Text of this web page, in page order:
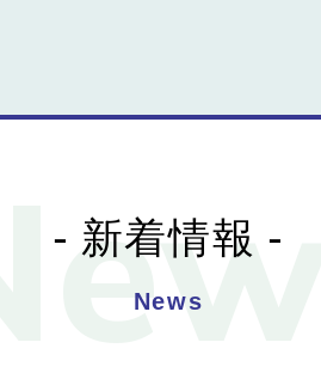
新着情報
News